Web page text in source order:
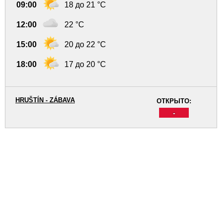
09:00 18 до 21 °C
12:00 22 °C
15:00 20 до 22 °C
18:00 17 до 20 °C
ОТКРЫТО:
-
HRUŠTÍN - ZÁBAVA